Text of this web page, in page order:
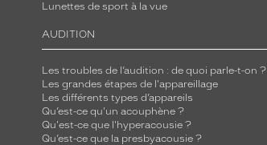
Lunettes de sport à la vue
AUDITION
Les troubles de l’audition : de quoi parle-t-on ?
Les grandes étapes de l'appareillage
Les différents types d’appareils
Qu’est-ce qu'un acouphène ?
Qu'est-ce que l'hyperacousie ?
Qu’est-ce que la presbyacousie ?